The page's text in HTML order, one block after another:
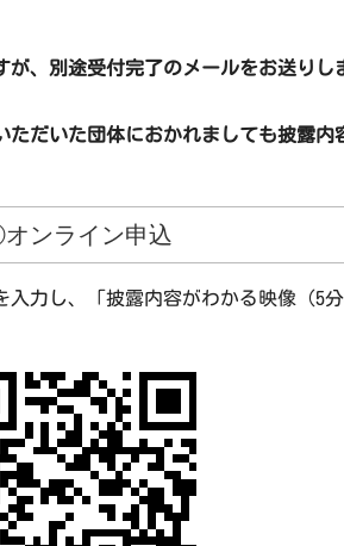
、別途受付完了のメールをお送りし
だいた団体におかれましても披露内
ンライン申込
力し、「披露内容がわかる映像（5